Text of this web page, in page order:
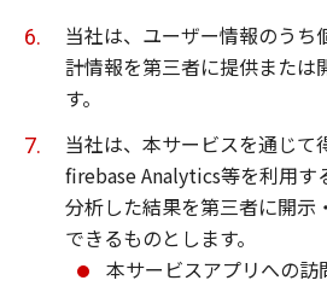
当社は、ユーザー情報のうち
計情報を第三者に提供または
す。
当社は、本サービスを通じて
firebase Analytics等を利用す
分析した結果を第三者に開示
できるものとします。
本サービスアプリへの訪